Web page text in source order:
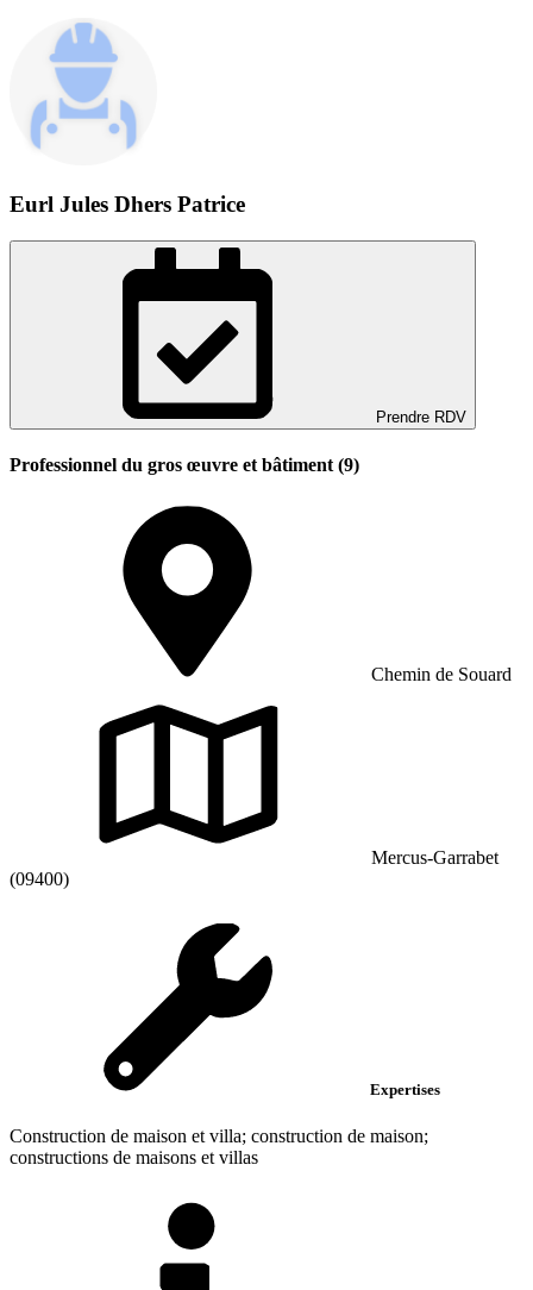
Eurl Jules Dhers Patrice
Prendre RDV
Professionnel du gros œuvre et bâtiment (9)
Chemin de Souard
Mercus-Garrabet
(09400)
Expertises
Construction de maison et villa; construction de maison;
constructions de maisons et villas